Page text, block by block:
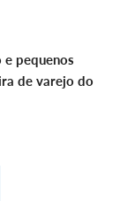
pequenos
de varejo do